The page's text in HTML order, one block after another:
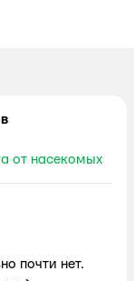
от насекомых
почти нет.